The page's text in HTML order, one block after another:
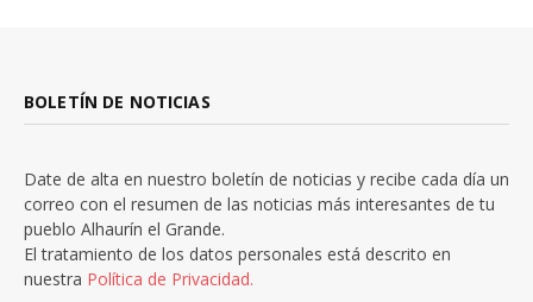
BOLETÍN DE NOTICIAS
Date de alta en nuestro boletín de noticias y recibe cada día un
correo con el resumen de las noticias más interesantes de tu
pueblo Alhaurín el Grande.
El tratamiento de los datos personales está descrito en
nuestra Política de Privacidad.